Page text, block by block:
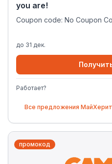
you are!
Coupon code: No Coupon
до 31 дек.
Работает?
Все предложения
промокод